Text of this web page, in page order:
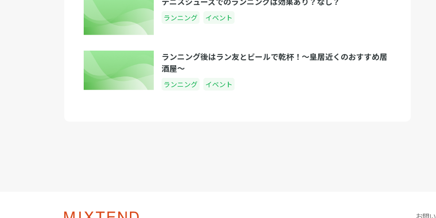
ランニング イベント
ランニング後はラン友とビールで乾杯！〜皇居近くのおすすめ居
酒屋〜
ランニング イベント
お問